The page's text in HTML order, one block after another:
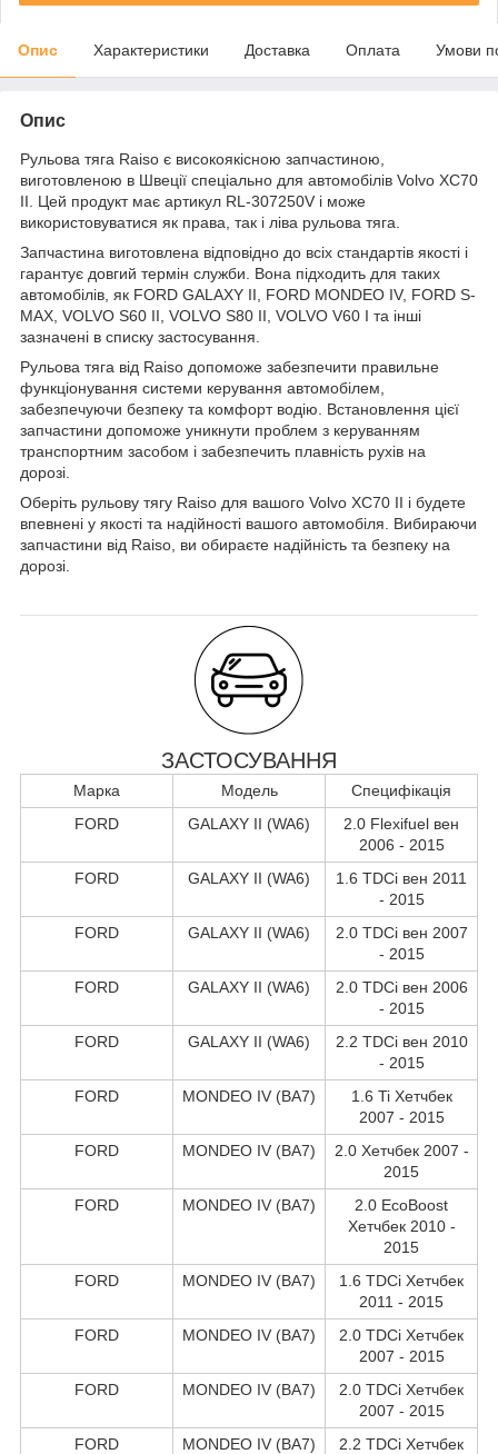
Опис Характеристики Доставка Оплата Умови
Опис
Рульова тяга Raiso є високоякісною запчастиною,
виготовленою в Швеції спеціально для автомобілів Volvo XC70
II. Цей продукт має артикул RL-307250V і може
використовуватися як права, так і ліва рульова тяга.
Запчастина виготовлена відповідно до всіх стандартів якості і
гарантує довгий термін служби. Вона підходить для таких
автомобілів, як FORD GALAXY II, FORD MONDEO IV, FORD S-
MAX, VOLVO S60 II, VOLVO S80 II, VOLVO V60 I та інші
зазначені в списку застосування.
Рульова тяга від Raiso допоможе забезпечити правильне
функціонування системи керування автомобілем,
забезпечуючи безпеку та комфорт водію. Встановлення цієї
запчастини допоможе уникнути проблем з керуванням
транспортним засобом і забезпечить плавність рухів на
дорозі.
Оберіть рульову тягу Raiso для вашого Volvo XC70 II і будете
впевнені у якості та надійності вашого автомобіля. Вибираючи
запчастини від Raiso, ви обираєте надійність та безпеку на
дорозі.
ЗАСТОСУВАННЯ
Марка Модель
Специфікація
FORD
GALAXY II (WA6)
2.0 Flexifuel вен
2006 - 2015
FORD
GALAXY II (WA6)
1.6 TDCi вен 2011
- 2015
FORD
GALAXY II (WA6)
2.0 TDCi вен 2007
- 2015
FORD
GALAXY II (WA6)
2.0 TDCi вен 2006
- 2015
FORD
GALAXY II (WA6)
2.2 TDCi вен 2010
- 2015
FORD
MONDEO IV (BA7)
1.6 Ti Хетчбек
2007 - 2015
FORD
MONDEO IV (BA7)
2.0 Хетчбек 2007 -
2015
FORD
MONDEO IV (BA7)
2.0 EcoBoost
Хетчбек 2010 -
2015
FORD
MONDEO IV (BA7)
1.6 TDCi Хетчбек
2011 - 2015
FORD
MONDEO IV (BA7)
2.0 TDCi Хетчбек
2007 - 2015
FORD
MONDEO IV (BA7)
2.0 TDCi Хетчбек
2007 - 2015
FORD
MONDEO IV (BA7)
2.2 TDCi Хетчбек